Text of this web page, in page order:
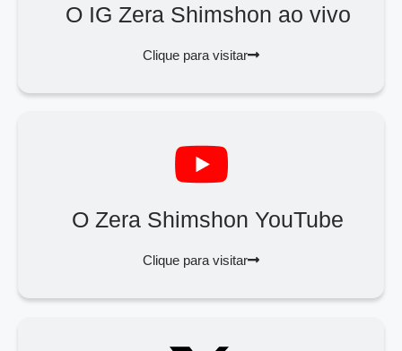
O IG Zera Shimshon ao vivo
Clique para visitar
O Zera Shimshon YouTube
Clique para visitar